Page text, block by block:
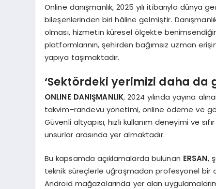
Online danışmanlık, 2025 yılı itibarıyla
bileşenlerinden biri hâline gelmiştir.
olması, hizmetin küresel ölçekte
platformlarının, şehirden bağımsız uzman
yapıya taşımaktadır.
‘Sektördeki yerimizi daha da
ONLINE DANIŞMANLIK, 2024 yılında yayına
takvim–randevu yönetimi, online ödeme ve
Güvenli altyapısı, hızlı kullanım deneyimi ve
unsurlar arasında yer almaktadır.
Bu kapsamda açıklamalarda bulunan ERSAN,
teknik süreçlerle uğraşmadan profesyonel bir
Android mağazalarında yer alan